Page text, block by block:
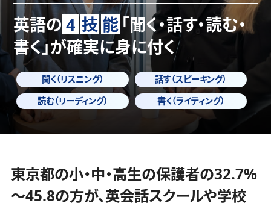
英語の 4 技能 「聞く・話す・読む・
書く」が確実に身に付く
聞く（リスニング）
話す（スピーキング）
読む（リーディング）
書く（ライティング）
東京都の小・中・高生の保護者の32.7%
～45.8の方が、英会話スクールや学校